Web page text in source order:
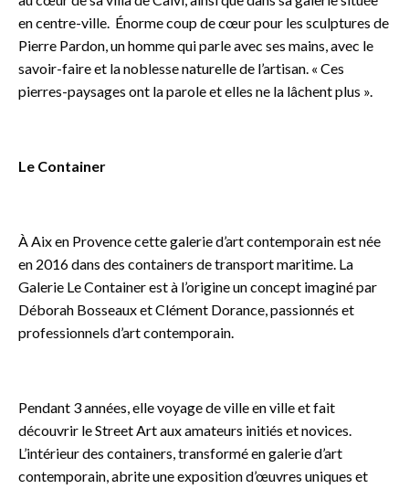
en centre-ville. Énorme coup de cœur pour les sculptures de
Pierre Pardon, un homme qui parle avec ses mains, avec le
savoir-faire et la noblesse naturelle de l’artisan. « Ces
pierres-paysages ont la parole et elles ne la lâchent plus ».
Le Container
À Aix en Provence cette galerie d’art contemporain est née
en 2016 dans des containers de transport maritime. La
Galerie Le Container est à l’origine un concept imaginé par
Déborah Bosseaux et Clément Dorance, passionnés et
professionnels d’art contemporain.
Pendant 3 années, elle voyage de ville en ville et fait
découvrir le Street Art aux amateurs initiés et novices.
L’intérieur des containers, transformé en galerie d’art
contemporain, abrite une exposition d’œuvres uniques et